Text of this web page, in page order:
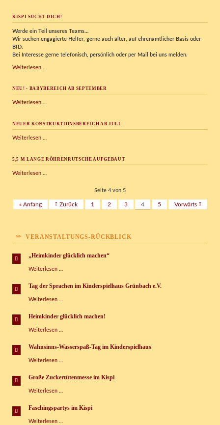
KISPI SUCHT DICH!
Werde ein Teil unseres Teams…
Wirsuchen engagierte Helfer, gerne auch älter, auf ehrenamtlicher Basis oder
BfD.
Bei Interesse gerne telefonisch, persönlich oder per Mail bei uns melden.
Weiterlesen …
NEU! - BABYBEREICH AB SEPTEMBER
Weiterlesen …
ab
NEUER KONSTRUKTIONSBEREICH AB JULI
Weiterlesen …
Juli
5,5 M LANGE RÖHRENRUTSCHE AUFGEBAUT
Weiterlesen …
aufgebaut
Seite 4 von 5
« Anfang Zurück 1 2 3 4 5 Vorwärts
VERANSTALTUNGS-RÜCKBLICK
„Heimkinder glücklich machen“
Weiterlesen …
machen“
Tag der Sprachen im Kinderspielhaus Grünbach e.V.
Weiterlesen …
Sprachen
Kinderspielhaus
e.V.
Heimkinder glücklich machen!
Weiterlesen …
machen!
Wahnsinns-Wasserspaß-Tag im Kinderspielhaus
Weiterlesen …
Tag
Kinderspielhaus
Große Zuckertütenmesse im Kispi
Weiterlesen …
im
Faschingspartys im Kispi
Weiterlesen …